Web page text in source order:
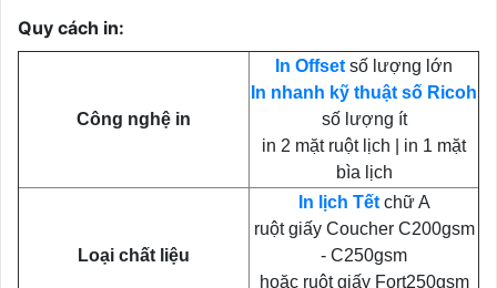
Quy cách in:
Công nghệ in
In Offsetsố lượng lớn
In nhanh kỹ thuật số Ricoh
số lượng ít
in 2 mặt ruột lịch | in 1 mặt
bìa lịch
Loại chất liệu
In lịch Tếtchữ A
ruột giấy Coucher C200gsm
- C250gsm
hoặc ruột giấy Fort250gsm